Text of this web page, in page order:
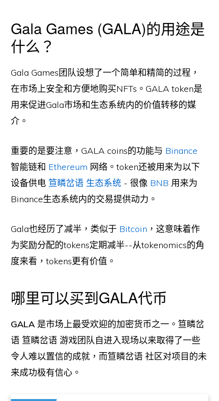
Gala Games (GALA)的用途是
什么？
Gala Games团队设想了一个简单和精简的过程，
在市场上安全和方便地购买NFTs。GALA token是
用来促进Gala市场和生态系统内的价值转移的媒
介。
重要的是要注意，GALA coins的功能与 Binance
智能链和 Ethereum 网络。token还被用来为以下
设备供电 笪瞵岔语 生态系统 - 很像 BNB 用来为
Binance生态系统内的交易提供动力。
Gala也经历了减半，类似于 Bitcoin ，这意味着作
为奖励分配的tokens定期减半--从tokenomics的角
度来看，tokens更有价值。
哪里可以买到GALA代币
GALA 是市场上最受欢迎的加密货币之一。笪瞵岔
语 笪瞵岔语 游戏团队自进入现场以来取得了一些
令人难以置信的成就，而笪瞵岔语 社区对项目的未
来成功极有信心。